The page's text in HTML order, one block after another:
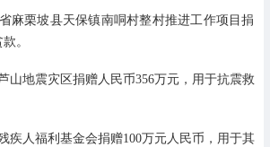
栗坡县天保镇南哃村整村推进工作项目捐
。
地震灾区捐赠人民币356万元，用于抗震救
人福利基金会捐赠100万元人民币，用于其